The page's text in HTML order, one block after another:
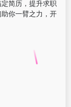
简历，提升求职
你一臂之力，开